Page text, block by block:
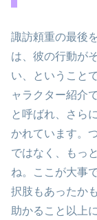
諏訪頼重の最後
は、彼の行動が
い、ということ
ャラクター紹介で
と呼ばれ、さらに
かれています。
ではなく、もっ
ね。ここが大事
択肢もあったか
助かること以上に